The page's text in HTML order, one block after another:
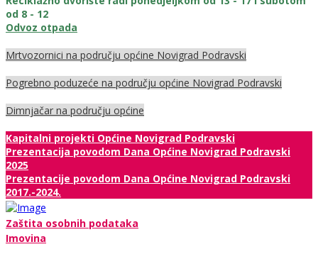
od 8 - 12
Odvoz otpada
Mrtvozornici na području općine Novigrad Podravski
Pogrebno poduzeće na području općine Novigrad Podravski
Dimnjačar na području općine
Kapitalni projekti Općine Novigrad Podravski
Prezentacija povodom Dana Općine Novigrad Podravski
2025
Prezentacije povodom Dana Općine Novigrad Podravski
2017.-2024.
Zaštita osobnih podataka
Imovina